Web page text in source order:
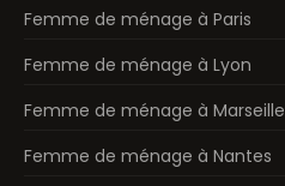
Femme de ménage à Paris
Femme de ménage à Lyon
Femme de ménage à Marseille
Femme de ménage à Nantes